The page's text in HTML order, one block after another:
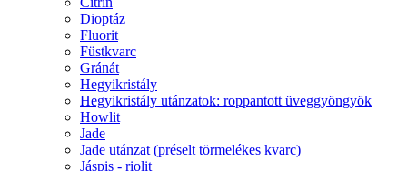
Dioptáz
Fluorit
Füstkvarc
Gránát
Hegyikristály
Hegyikristály utánzatok: roppantott üveggyöngyök
Howlit
Jade
Jade utánzat (préselt törmelékes kvarc)
Jáspis - riolit